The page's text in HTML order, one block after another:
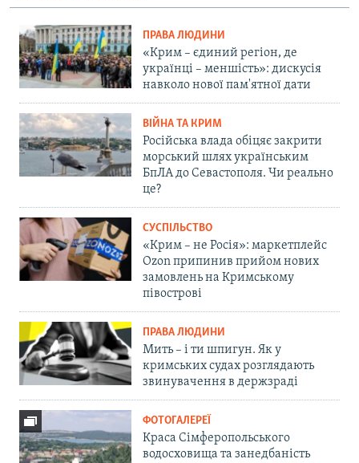
ПРАВА ЛЮДИНИ
«Крим – єдиний регіон, де
українці – меншість»: дискусія
навколо нової пам'ятної дати
ВІЙНА ТА КРИМ
Російська влада обіцяє закрити
морський шлях українським
БпЛА до Севастополя. Чи реально
це?
СУСПІЛЬСТВО
«Крим – не Росія»: маркетплейс
Ozon припинив прийом нових
замовлень на Кримському
півострові
ПРАВА ЛЮДИНИ
Мить – і ти шпигун. Як у
кримських судах розглядають
звинувачення в держзраді
ФОТОГАЛЕРЕЇ
Краса Сімферопольського
водосховища та занедбаність